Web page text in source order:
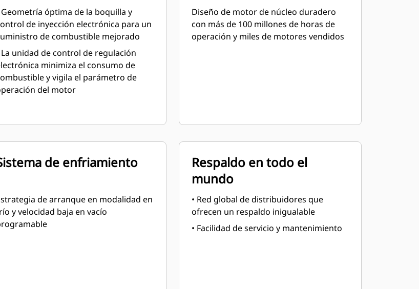
Geometría óptima de la boquilla y
de inyección electrónica para un
de combustible mejorado
La unidad de control de regulación
minimiza el consumo de
y vigila el parámetro de
del motor
Diseño de motor de núcleo duradero
con más de 100 millones de horas de
operación y miles de motores vendidos
de enfriamiento
de arranque en modalidad en
y velocidad baja en vacío
Respaldo en todo el
mundo
• Red global de distribuidores que
ofrecen un respaldo inigualable
• Facilidad de servicio y mantenimiento